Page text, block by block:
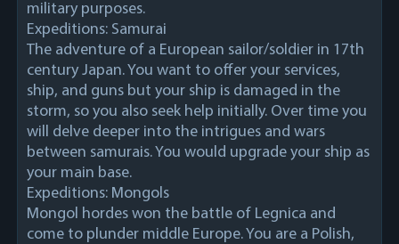
military purposes.
Expeditions: Samurai
The adventure of a European sailor/soldier in 17th
century Japan. You want to offer your services,
ship, and guns but your ship is damaged in the
storm, so you also seek help initially. Over time you
will delve deeper into the intrigues and wars
between samurais. You would upgrade your ship as
your main base.
Expeditions: Mongols
Mongol hordes won the battle of Legnica and
come to plunder middle Europe. You are a Polish,